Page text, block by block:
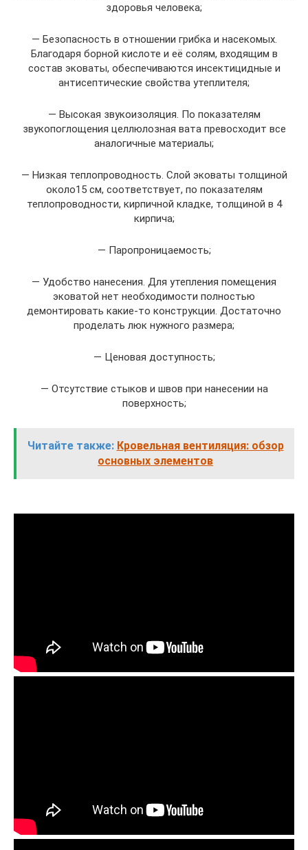
здоровья человека;
— Безопасность в отношении грибка и насекомых.
Благодаря борной кислоте и её солям, входящим в
состав эковаты, обеспечиваются инсектицидные и
антисептические свойства утеплителя;
— Высокая звукоизоляция. По показателям
звукопоглощения целлюлозная вата превосходит все
аналогичные материалы;
— Низкая теплопроводность. Слой эковаты толщиной
около15 см, соответствует, по показателям
теплопроводности, кирпичной кладке, толщиной в 4
кирпича;
— Паропроницаемость;
— Удобство нанесения. Для утепления помещения
эковатой нет необходимости полностью
демонтировать какие-то конструкции. Достаточно
проделать люк нужного размера;
— Ценовая доступность;
— Отсутствие стыков и швов при нанесении на
поверхность;
Читайте также: Кровельная вентиляция: обзор
основных элементов